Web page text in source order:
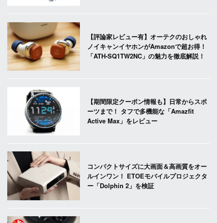
【評論家レビュー有】オーテクのおしゃれ
ノイキャンイヤホンがAmazonで超お得！
「ATH-SQ1TW2NC」の魅力を徹底解説！
【期間限定クーポン情報も】日常からスポ
ーツまで！ タフで多機能な「Amazfit
Active Max」をレビュー
コンパクトサイズに大画面＆高画質をオー
ルインワン！ ETOEモバイルプロジェクタ
ー「Dolphin 2」を検証